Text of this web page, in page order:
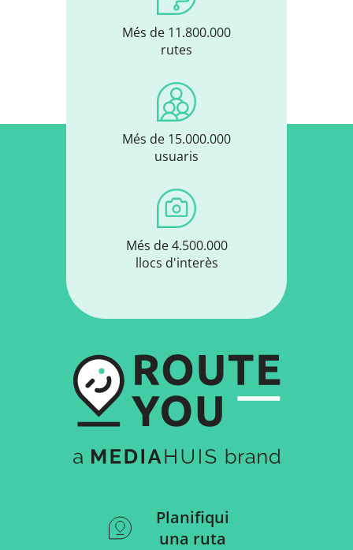
Més de 11.800.000
rutes
Més de 15.000.000
usuaris
Més de 4.500.000
llocs d'interès
Planifiqui
una ruta